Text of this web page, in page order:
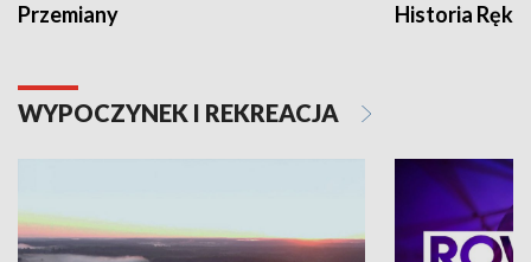
Przemiany Historia Ręką
WYPOCZYNEK I REKREACJA